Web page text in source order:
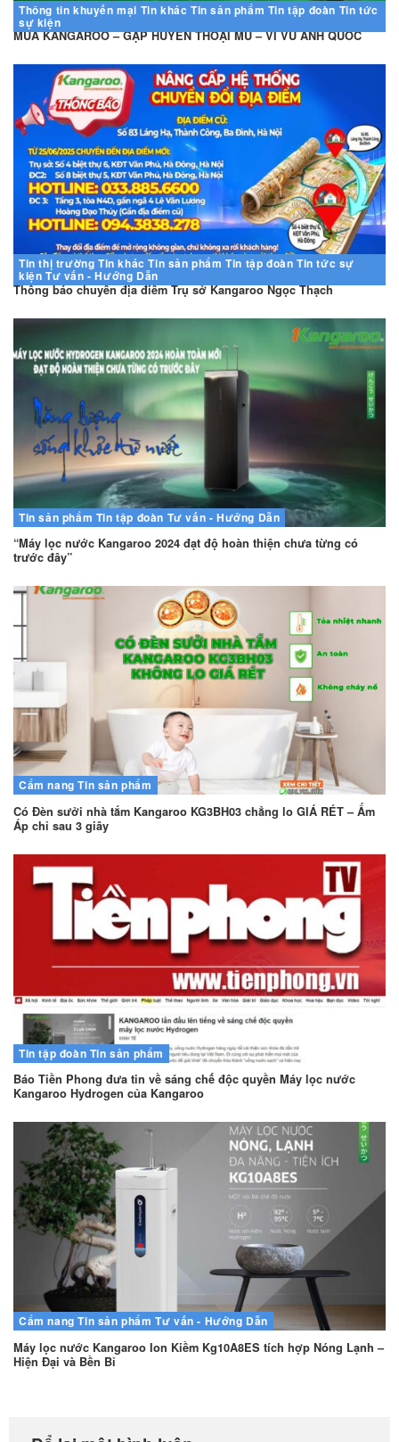
Thông tin khuyến mại Tin khác Tin sản phẩm Tin tập đoàn Tin tức
sự kiện
MUA KANGAROO – GẶP HUYỀN THOẠI MU – VI VU ANH QUỐC
Tin thị trường Tin khác Tin sản phẩm Tin tập đoàn Tin tức sự
kiện Tư vấn - Hướng Dẫn
Thông báo chuyển địa điểm Trụ sở Kangaroo Ngọc Thạch
Tin sản phẩm Tin tập đoàn Tư vấn - Hướng Dẫn
“Máy lọc nước Kangaroo 2024 đạt độ hoàn thiện chưa từng có
trước đây”
Cẩm nang Tin sản phẩm
Có Đèn sưởi nhà tắm Kangaroo KG3BH03 chẳng lo GIÁ RÉT – Ấm
Áp chỉ sau 3 giây
Tin tập đoàn Tin sản phẩm
Báo Tiền Phong đưa tin về sáng chế độc quyền Máy lọc nước
Kangaroo Hydrogen của Kangaroo
Cẩm nang Tin sản phẩm Tư vấn - Hướng Dẫn
Máy lọc nước Kangaroo Ion Kiềm Kg10A8ES tích hợp Nóng Lạnh –
Hiện Đại và Bền Bỉ